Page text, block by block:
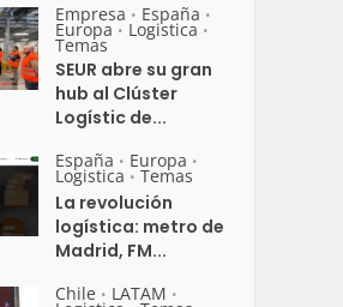
Empresa • España •
Europa • Logistica •
Temas
SEUR abre su gran
hub al Clúster
Logístic de...
España • Europa •
Logistica • Temas
La revolución
logística: metro de
Madrid, FM...
Chile • LATAM •